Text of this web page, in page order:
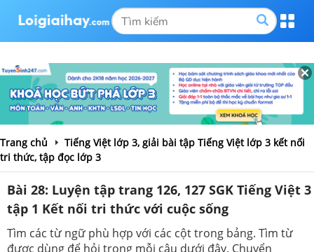
Trang chủ
Tiếng Việt lớp 3, giải bài tập Tiếng Việt lớp 3 kết nối
tri thức, tập đọc lớp 3
Bài 28: Luyện tập trang 126, 127 SGK Tiếng Việt 3
tập 1 Kết nối tri thức với cuộc sống
Tìm các từ ngữ phù hợp với các cột trong bảng. Tìm từ
được dùng để hỏi trong mỗi câu dưới đây. Chuyển